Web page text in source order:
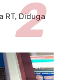
RT, Diduga